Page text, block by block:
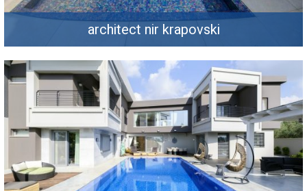
architect nir krapovski